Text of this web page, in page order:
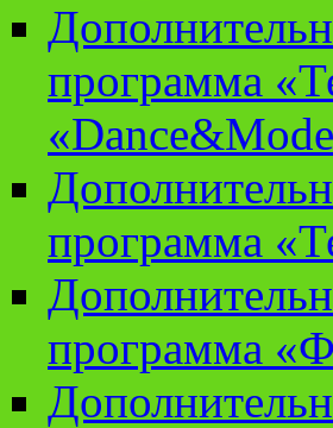
программа
программа
программа